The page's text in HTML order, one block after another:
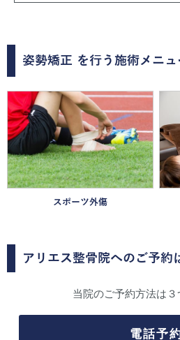
姿勢矯正 を行う施術メニュ
スポーツ外傷
アリエス整骨院へのご予約
当院のご予約方法は３
電話予